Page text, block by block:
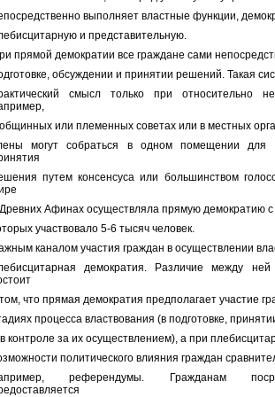
выполняет властные функции,
и представительную.
прямой демократии все граждане сами
обсуждении и принятии решений. Такая
смысл только при относительно
или племенных советах или в местных
могут собраться в одном помещении для
путем консенсуса или большинством
Афинах осуществляла прямую демократию
участвовало 5-6 тысяч человек.
каналом участия граждан в осуществлении
демократия. Различие между
что прямая демократия предполагает участие
процесса властвования (в подготовке,
контроле за их осуществлением), а при
политического влияния граждан
референдумы. Гражданам